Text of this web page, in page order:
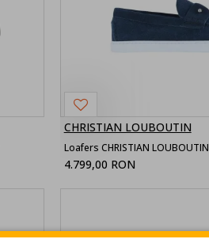
CHRISTIAN LOUBOUTIN
4.799,00 RON